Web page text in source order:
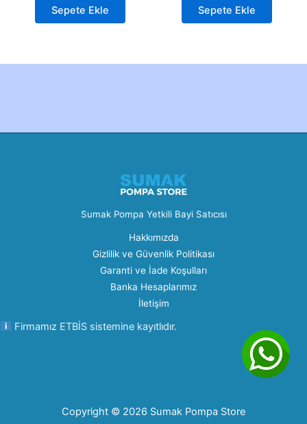
Sepete Ekle Sepete Ekle
Sumak Pompa Yetkili Bayi Satıcısı
Hakkımızda
Gizlilik ve Güvenlik Politikası
Garanti ve İade Koşulları
Banka Hesaplarımız
İletişim
Firmamız ETBİS sistemine kayıtlıdır.
Copyright © 2026 Sumak Pompa Store